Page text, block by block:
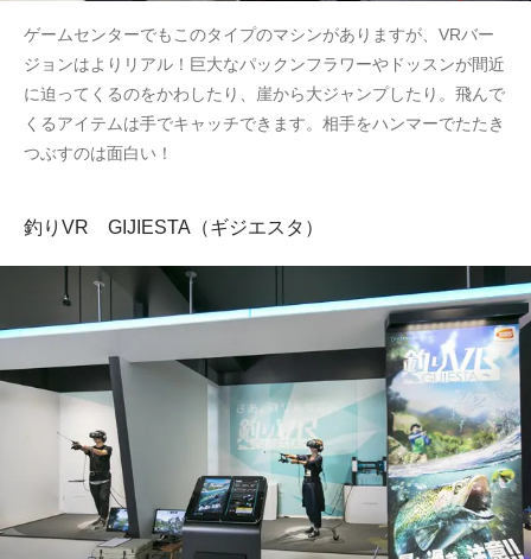
ゲームセンターでもこのタイプのマシンがありますが、VRバー
ジョンはよりリアル！巨大なパックンフラワーやドッスンが間近
に迫ってくるのをかわしたり、崖から大ジャンプしたり。飛んで
くるアイテムは手でキャッチできます。相手をハンマーでたたき
つぶすのは面白い！
釣りVR GIJIESTA（ギジエスタ）